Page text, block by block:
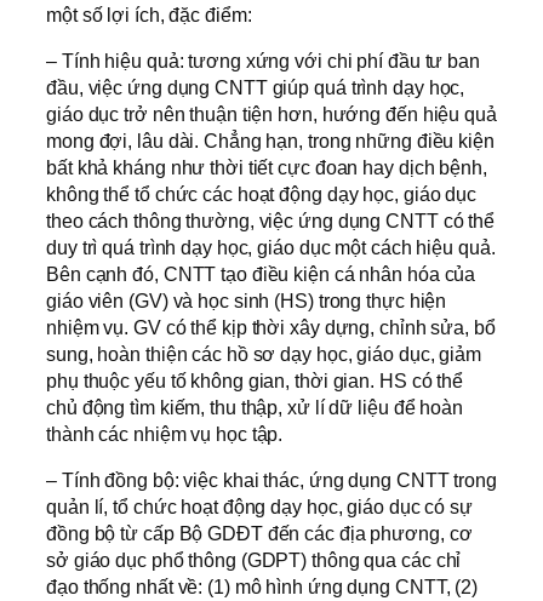
một số lợi ích, đặc điểm:
– Tính hiệu quả: tương xứng với chi phí đầu tư ban
đầu, việc ứng dụng CNTT giúp quá trình dạy học,
giáo dục trở nên thuận tiện hơn, hướng đến hiệu quả
mong đợi, lâu dài. Chẳng hạn, trong những điều kiện
bất khả kháng như thời tiết cực đoan hay dịch bệnh,
không thể tổ chức các hoạt động dạy học, giáo dục
theo cách thông thường, việc ứng dụng CNTT có thể
duy trì quá trình dạy học, giáo dục một cách hiệu quả.
Bên cạnh đó, CNTT tạo điều kiện cá nhân hóa của
giáo viên (GV) và học sinh (HS) trong thực hiện
nhiệm vụ. GV có thể kịp thời xây dựng, chỉnh sửa, bổ
sung, hoàn thiện các hồ sơ dạy học, giáo dục, giảm
phụ thuộc yếu tố không gian, thời gian. HS có thể
chủ động tìm kiếm, thu thập, xử lí dữ liệu để hoàn
thành các nhiệm vụ học tập.
– Tính đồng bộ: việc khai thác, ứng dụng CNTT trong
quản lí, tổ chức hoạt động dạy học, giáo dục có sự
đồng bộ từ cấp Bộ GDĐT đến các địa phương, cơ
sở giáo dục phổ thông (GDPT) thông qua các chỉ
đạo thống nhất về: (1) mô hình ứng dụng CNTT, (2)